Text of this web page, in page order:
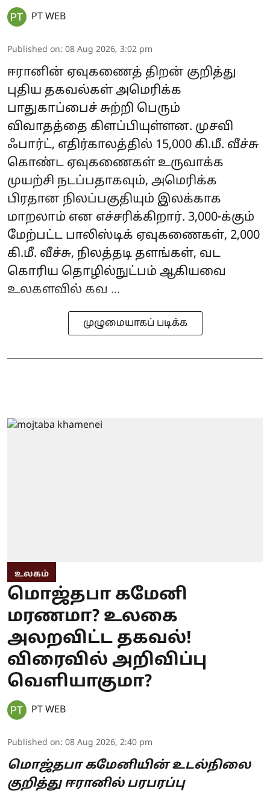
PT WEB
Published on: 08 Aug 2026, 3:02 pm
ஈரானின் ஏவுகணைத் திறன் குறித்து
புதிய தகவல்கள் அமெரிக்க
பாதுகாப்பைச் சுற்றி பெரும்
விவாதத்தை கிளப்பியுள்ளன. முசவி
ஃபார்ட், எதிர்காலத்தில் 15,000 கி.மீ. வீச்சு
கொண்ட ஏவுகணைகள் உருவாக்க
முயற்சி நடப்பதாகவும், அமெரிக்க
பிரதான நிலப்பகுதியும் இலக்காக
மாறலாம் என எச்சரிக்கிறார். 3,000-க்கும்
மேற்பட்ட பாலிஸ்டிக் ஏவுகணைகள், 2,000
கி.மீ. வீச்சு, நிலத்தடி தளங்கள், வட
கொரிய தொழில்நுட்பம் ஆகியவை
உலகளவில் கவ ...
முழுமையாகப் படிக்க
உலகம்
மொஜ்தபா கமேனி
மரணமா? உலகை
அலறவிட்ட தகவல்!
விரைவில் அறிவிப்பு
வெளியாகுமா?
PT WEB
Published on: 08 Aug 2026, 2:40 pm
மொஜ்தபா கமேனியின் உடல்நிலை
குறித்து ஈரானில் பரபரப்பு